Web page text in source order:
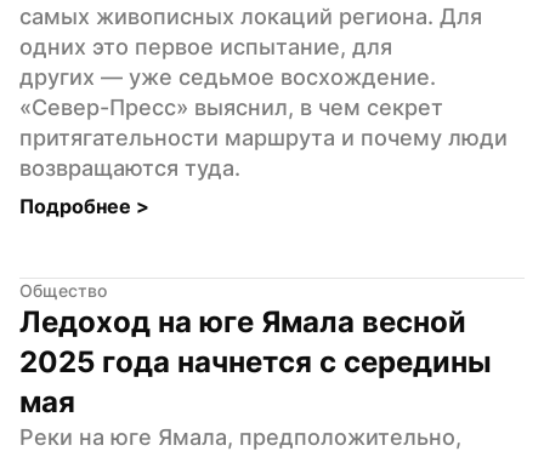
самых живописных локаций региона. Для
одних это первое испытание, для
других — уже седьмое восхождение.
«Север-Пресс» выяснил, в чем секрет
притягательности маршрута и почему люди
возвращаются туда.
Подробнее >
Общество
Ледоход на юге Ямала весной
2025 года начнется с середины
мая
Реки на юге Ямала, предположительно,